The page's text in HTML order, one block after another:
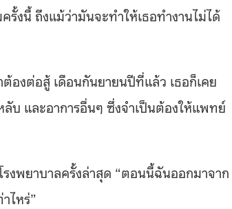
งนี้ ถึงแม้ว่ามันจะทำให้เธอทำงานไม่ได้
องต่อสู้ เดือนกันยายนปีที่แล้ว เธอก็เคย
ลับ และอาการอื่นๆ ซึ่งจำเป็นต้องให้แพทย์
รงพยาบาลครั้งล่าสุด “ตอนนี้ฉันออกมาจาก
ไหร่”